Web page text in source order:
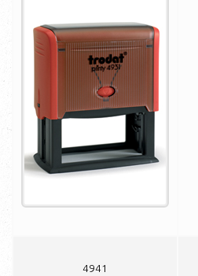
4941